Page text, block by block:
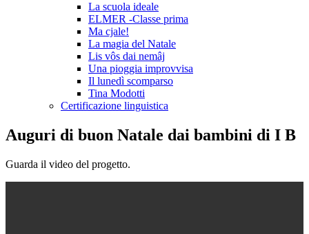
La scuola ideale
ELMER -Classe prima
Ma cjale!
La magia del Natale
Lis vôs dai nemâj
Una pioggia improvvisa
Il lunedì scomparso
Tina Modotti
Certificazione linguistica
Auguri di buon Natale dai bambini di I B
Guarda il video del progetto.